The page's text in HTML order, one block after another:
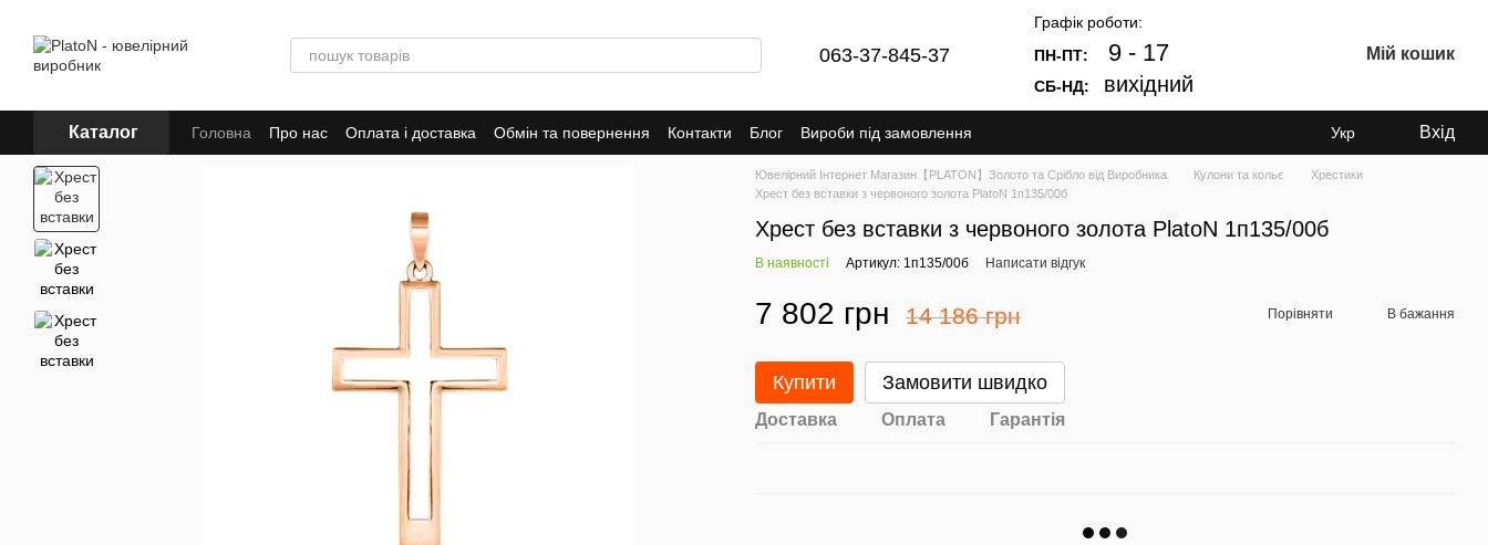
063-37-845-37
Графік роботи:
ПН-ПТ:
9 - 17
СБ-НД: вихідний
Мій кошик
Каталог Головна Про нас Оплата і доставка Обмін та повернення Контакти Блог Вироби під замовлення Укр Вхід
Ювелірний Інтернет Магазин【PLATON】Золото та Срібло від Виробника Кулони та кольє
Хрестики
Хрест без вставки з червоного золота PlatoN 1п135/00б
Хрест без вставки з червоного золота PlatoN 1п135/00б
В наявності Артикул: 1п135/00б Написати відгук
7 802 грн 14 186 грн Порівняти В бажання
Купити Замовити швидко
Доставка Оплата Гарантія